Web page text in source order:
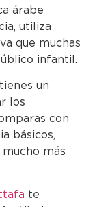
árabe
utiliza
que muchas
infantil.
un
los
con
básicos,
más
te